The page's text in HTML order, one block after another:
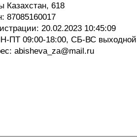
Казахстан, 618
Рабочий телефон: 87085160017
Дата учетной регистрации: 20.02.2023 10:45:09
работы: ПН-ПТ 09:00-18:00, СБ-ВС
Электронный адрес: abisheva_za@mail.ru